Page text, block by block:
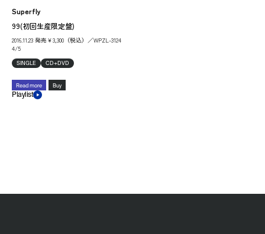
Superfly
99(初回生産限定盤)
2016.11.23 発売￥3,300（税込）／WPZL-3124
4/5
SINGLE CD+DVD
Read more Buy
Playlist